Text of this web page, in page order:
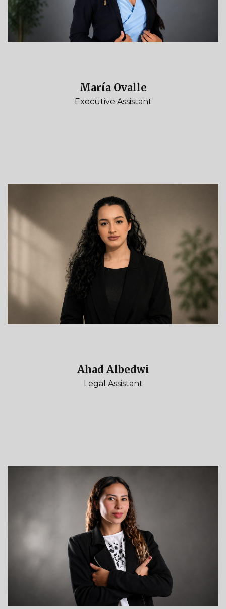
María Ovalle
Executive Assistant
Ahad Albedwi
Legal Assistant